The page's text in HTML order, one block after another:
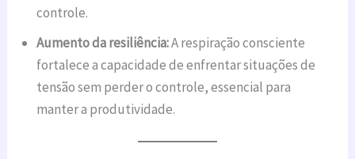
controle.
Aumento da resiliência:A respiração consciente
fortalece a capacidade de enfrentar situações de
tensão sem perder o controle, essencial para
manter a produtividade.